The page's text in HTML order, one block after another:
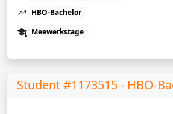
HBO-Bachelor
Meewerkstage
Student #1173515 - HBO-